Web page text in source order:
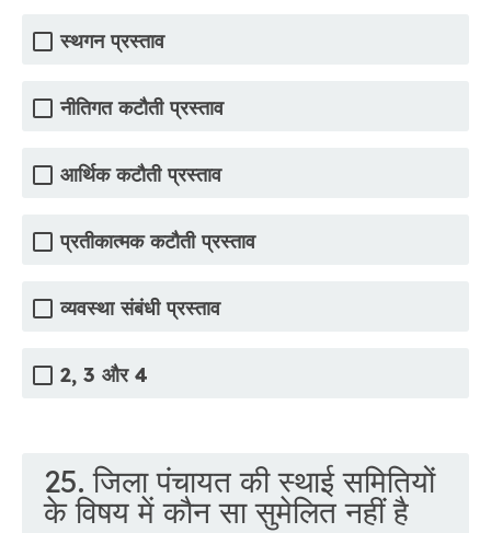
स्थगन प्रस्ताव
नीतिगत कटौती प्रस्ताव
आर्थिक कटौती प्रस्ताव
प्रतीकात्मक कटौती प्रस्ताव
व्यवस्था संबंधी प्रस्ताव
2, 3 और 4
25. जिला पंचायत की स्थाई समितियों
के विषय में कौन सा सुमेलित नहीं है